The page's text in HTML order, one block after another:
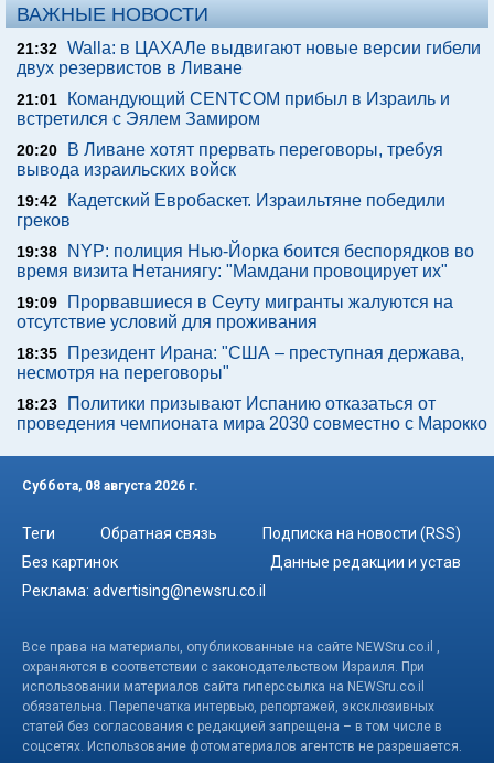
ВАЖНЫЕ НОВОСТИ
21:32 Walla: в ЦАХАЛе выдвигают новые версии гибели
двух резервистов в Ливане
21:01
Командующий CENTCOM прибыл в Израиль и
встретился с Эялем Замиром
20:20
В Ливане хотят прервать переговоры, требуя
вывода израильских войск
19:42
Кадетский Евробаскет. Израильтяне победили
греков
19:38
NYP: полиция Нью-Йорка боится беспорядков во
время визита Нетаниягу: "Мамдани провоцирует их"
19:09
Прорвавшиеся в Сеуту мигранты жалуются на
отсутствие условий для проживания
18:35
Президент Ирана: "США – преступная держава,
несмотря на переговоры"
18:23
Политики призывают Испанию отказаться от
проведения чемпионата мира 2030 совместно с Марокко
Суббота, 08 августа 2026 г.
Теги Обратная связь
Подписка на новости (RSS)
Без картинок
Данные редакции и устав
Реклама: advertising@newsru.co.il
Все права на материалы, опубликованные на сайте NEWSru.co.il ,
охраняются в соответствии с законодательством Израиля. При
использовании материалов сайта гиперссылка на NEWSru.co.il
обязательна. Перепечатка интервью, репортажей, эксклюзивных
статей без согласования с редакцией запрещена – в том числе в
соцсетях. Использование фотоматериалов агентств не разрешается.